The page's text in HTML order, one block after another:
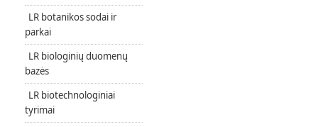
LR botanikos sodai ir
parkai
LR biologinių duomenų
bazės
LR biotechnologiniai
tyrimai